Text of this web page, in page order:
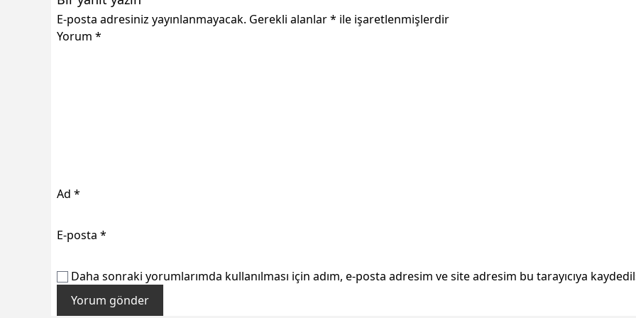
E-posta adresiniz yayınlanmayacak. Gerekli alanlar* ile işaretlenmişlerdir
Yorum *
Ad *
E-posta *
Daha sonraki yorumlarımda kullanılması için adım, e-posta adresim ve site adresim bu tarayıcıya